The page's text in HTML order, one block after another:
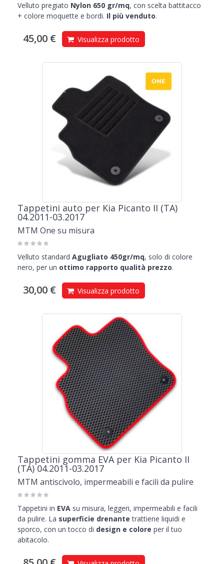
Velluto pregiato Nylon 650 gr/mq, con scelta battitacco
+ colore moquette e bordi. Il più venduto.
45,00 € Visualizza prodotto
Tappetini auto per Kia Picanto II (TA)
04.2011-03.2017
MTM One su misura
Velluto standard Agugliato 450gr/mq, solo di colore
nero, per un ottimo rapporto qualità prezzo.
30,00 € Visualizza prodotto
Tappetini gomma EVA per Kia Picanto II
(TA) 04.2011-03.2017
MTM antiscivolo, impermeabili e facili da pulire
Tappetini in EVA su misura, leggeri, impermeabili e facili
da pulire. La superficie drenante trattiene liquidi e
sporco, con un tocco di design e colore per il tuo
abitacolo.